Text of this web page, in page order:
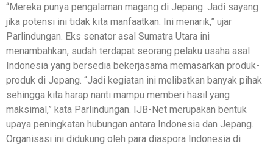
“Mereka punya pengalaman magang di Jepang. Jadi sayang
jika potensi ini tidak kita manfaatkan. Ini menarik,” ujar
Parlindungan. Eks senator asal Sumatra Utara ini
menambahkan, sudah terdapat seorang pelaku usaha asal
Indonesia yang bersedia bekerjasama memasarkan produk-
produk di Jepang. “Jadi kegiatan ini melibatkan banyak pihak
sehingga kita harap nanti mampu memberi hasil yang
maksimal,” kata Parlindungan. IJB-Net merupakan bentuk
upaya peningkatan hubungan antara Indonesia dan Jepang.
Organisasi ini didukung oleh para diaspora Indonesia di